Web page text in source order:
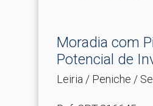
Moradia com
Potencial de
Leiria / Peniche /